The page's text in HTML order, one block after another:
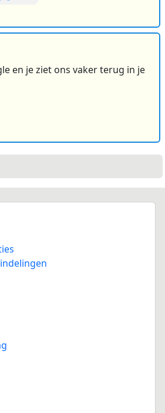
en je ziet ons vaker terug in je